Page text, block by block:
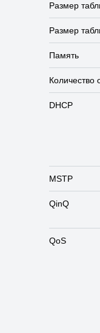
Размер
Размер
Память
Количество
DHCP
MSTP
QinQ
QoS